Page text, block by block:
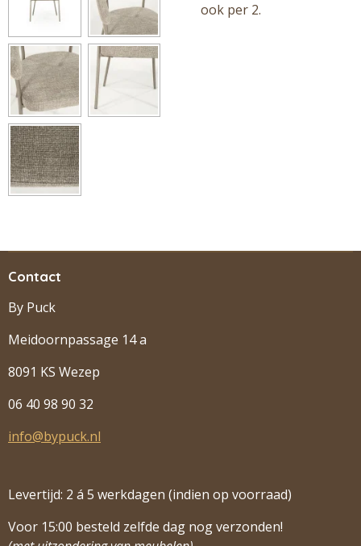
ook per 2.
Contact
By Puck
Meidoornpassage 14 a
8091 KS Wezep
06 40 98 90 32
info@bypuck.nl
Levertijd: 2 á 5 werkdagen (indien op voorraad)
Voor 15:00 besteld zelfde dag nog verzonden!